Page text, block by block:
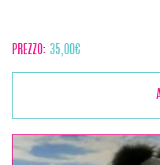
PREZZO: 35,00€